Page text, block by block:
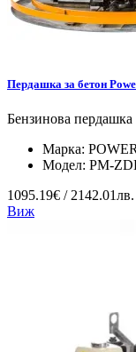
Пердашка за бетон
Бензинова
Марка:
Модел: PM-
1095.19€ / 2142.01лв.
Виж